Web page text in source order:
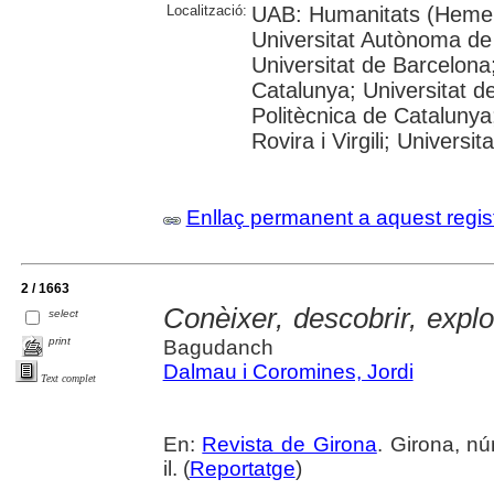
Localització: UAB: Humanitats
Universitat Autònoma
Universitat de
Catalunya; Universitat
Politècnica de
Rovira i Virgili;
Enllaç permanent a aquest
2 / 1663
select
print
Text complet
Conèixer, descobrir,
Bagudanch
Dalmau i Coromines, Jordi
En: Revista de Girona. Girona,
il. (Reportatge)